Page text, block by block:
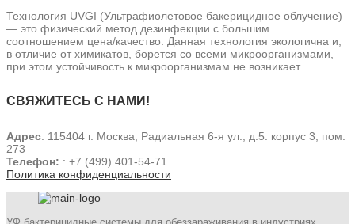
Технология UVGI (Ультрафиолетовое бакерицидное облучение)
— это физический метод дезинфекции с большим
соотношением цена/качество. Данная технология экологична и,
в отличие от химикатов, борется со всеми микроорганизмами,
при этом устойчивость к микроорганизмам не возникает.
СВЯЖИТЕСЬ С НАМИ!
Адрес: 115404 г. Москва, Радиальная 6-я ул., д.5. корпус 3, пом.
273
Телефон: : +7 (499) 401-54-71
Политика конфиденциальности